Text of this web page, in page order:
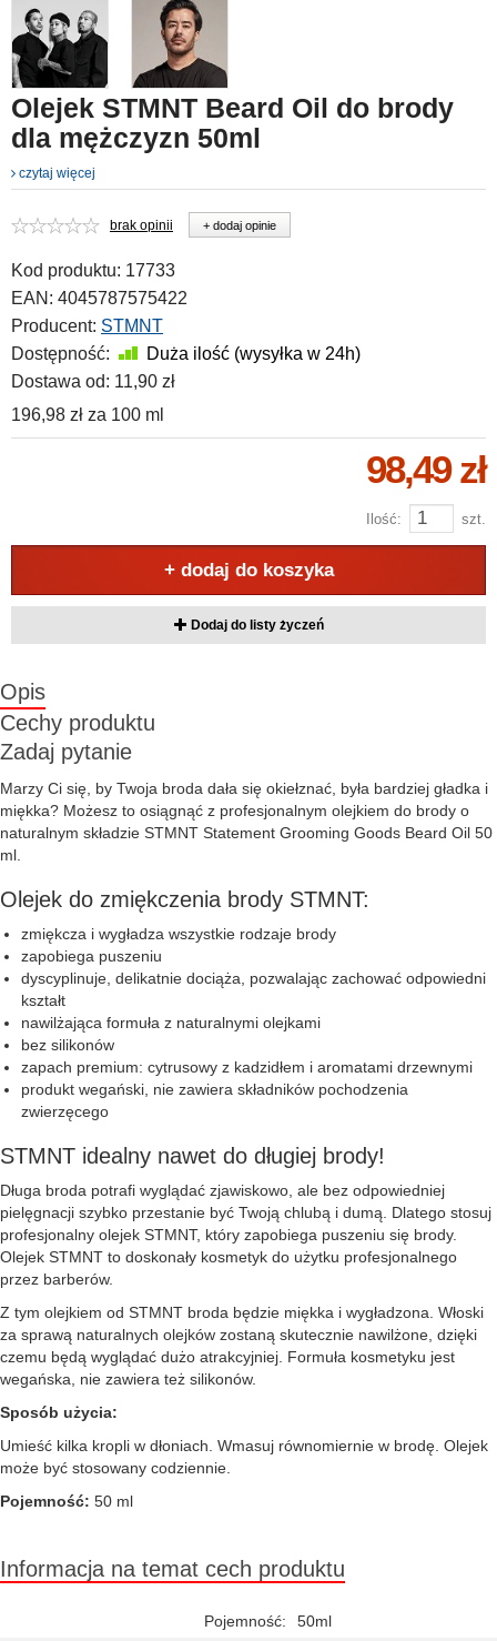
Olejek STMNT Beard Oil do brody
dla mężczyzn 50ml
czytaj więcej
brak opinii + dodaj opinie
Kod produktu: 17733
EAN: 4045787575422
Producent: STMNT
Dostępność:
Duża ilość (wysyłka w 24h)
Dostawa od: 11,90 zł
196,98 zł za 100 ml
98,49 zł
Ilość: szt.
+ dodaj do koszyka
Dodaj do listy życzeń
Opis
Cechy produktu
Zadaj pytanie
Marzy Ci się, by Twoja broda dała się okiełznać, była bardziej gładka i
miękka? Możesz to osiągnąć z profesjonalnym olejkiem do brody o
naturalnym składzie STMNT Statement Grooming Goods Beard Oil 50
ml.
Olejek do zmiękczenia brody STMNT:
zmiękcza i wygładza wszystkie rodzaje brody
zapobiega puszeniu
dyscyplinuje, delikatnie dociąża, pozwalając zachować odpowiedni
kształt
nawilżająca formuła z naturalnymi olejkami
bez silikonów
zapach premium: cytrusowy z kadzidłem i aromatami drzewnymi
produkt wegański, nie zawiera składników pochodzenia
zwierzęcego
STMNT idealny nawet do długiej brody!
Długa broda potrafi wyglądać zjawiskowo, ale bez odpowiedniej
pielęgnacji szybko przestanie być Twoją chlubą i dumą. Dlatego stosuj
profesjonalny olejek STMNT, który zapobiega puszeniu się brody.
Olejek STMNT to doskonały kosmetyk do użytku profesjonalnego
przez barberów.
Z tym olejkiem od STMNT broda będzie miękka i wygładzona. Włoski
za sprawą naturalnych olejków zostaną skutecznie nawilżone, dzięki
czemu będą wyglądać dużo atrakcyjniej. Formuła kosmetyku jest
wegańska, nie zawiera też silikonów.
Sposób użycia:
Umieść kilka kropli w dłoniach. Wmasuj równomiernie w brodę. Olejek
może być stosowany codziennie.
Pojemność: 50 ml
Informacja na temat cech produktu
Pojemność: 50ml